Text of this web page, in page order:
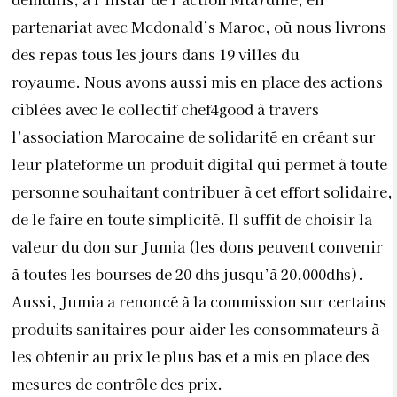
partenariat avec Mcdonald’s Maroc, où nous livrons
des repas tous les jours dans 19 villes du
royaume. Nous avons aussi mis en place des actions
ciblées avec le collectif chef4good à travers
l’association Marocaine de solidarité en créant sur
leur plateforme un produit digital qui permet à toute
personne souhaitant contribuer à cet effort solidaire,
de le faire en toute simplicité. Il suffit de choisir la
valeur du don sur Jumia (les dons peuvent convenir
à toutes les bourses de 20 dhs jusqu’à 20,000dhs).
Aussi, Jumia a renoncé à la commission sur certains
produits sanitaires pour aider les consommateurs à
les obtenir au prix le plus bas et a mis en place des
mesures de contrôle des prix.